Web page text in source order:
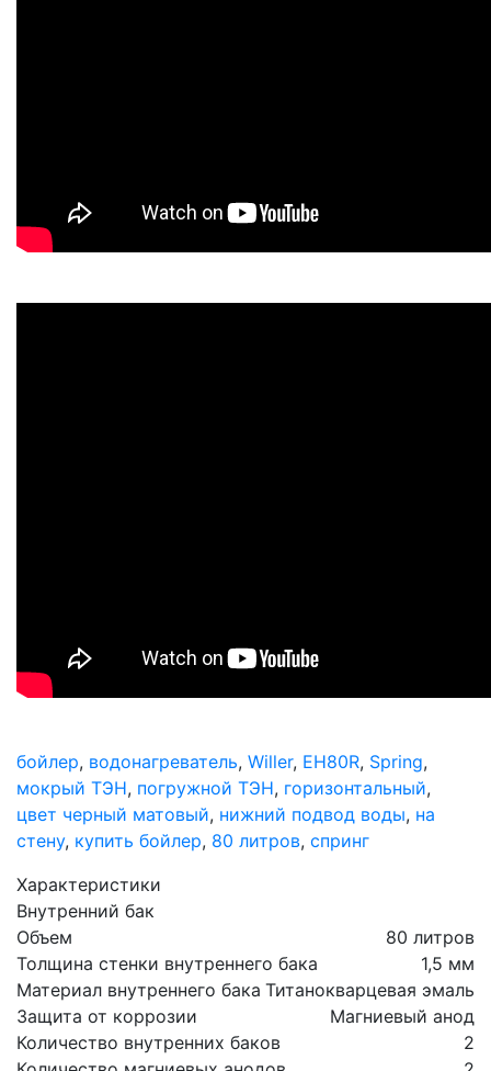
бойлер, водонагреватель, Willer, EH80R, Spring,
мокрый ТЭН, погружной ТЭН, горизонтальный,
цвет черный матовый, нижний подвод воды, на
стену, купить бойлер, 80 литров, спринг
Характеристики
Внутренний бак
Объем
80 литров
Толщина стенки внутреннего бака
1,5 мм
Материал внутреннего бака Титанокварцевая эмаль
Защита от коррозии
Магниевый анод
Количество внутренних баков
2